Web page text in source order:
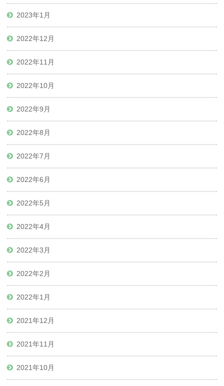
2023年1月
2022年12月
2022年11月
2022年10月
2022年9月
2022年8月
2022年7月
2022年6月
2022年5月
2022年4月
2022年3月
2022年2月
2022年1月
2021年12月
2021年11月
2021年10月